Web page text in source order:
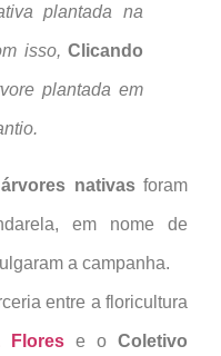
plantada na
isso,Clicando
plantada em
nativasforam
em nome de
a campanha.
entre a floricultura
Flores e o Coletivo